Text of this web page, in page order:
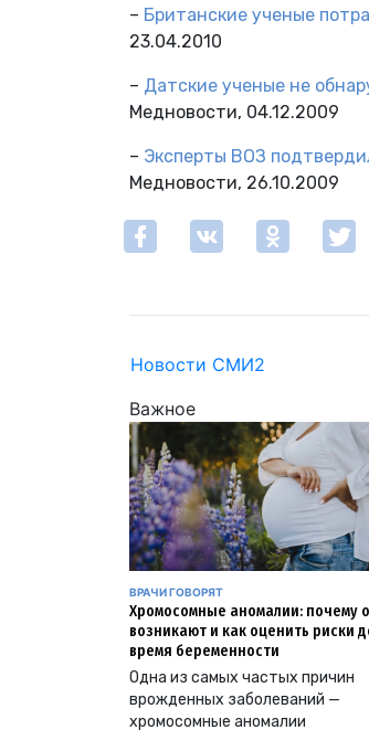
– Британские ученые
23.04.2010
– Датские ученые не
Медновости, 04.12.2009
– Эксперты ВОЗ
Медновости, 26.10.2009
Новости СМИ2
Важное
ВРАЧИ ГОВОРЯТ
Хромосомные аномалии: почему
возникают и как оценить риски
время беременности
Одна из самых частых причин
врожденных заболеваний —
хромосомные аномалии